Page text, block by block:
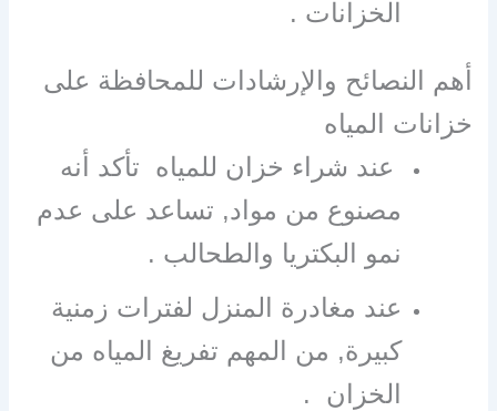
الخزانات .
أهم النصائح والإرشادات للمحافظة على
خزانات المياه
عند شراء خزان للمياه تأكد أنه
مصنوع من مواد, تساعد على عدم
نمو البكتريا والطحالب .
عند مغادرة المنزل لفترات زمنية
كبيرة, من المهم تفريغ المياه من
الخزان .